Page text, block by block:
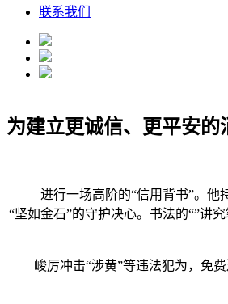
联系我们
为建立更诚信、更平安
进行一场高阶的“信用背书”。他持
“坚如金石”的守护决心。书法的“”讲
峻厉冲击“涉黄”等违法犯为，免费